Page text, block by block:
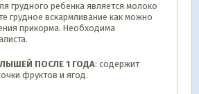
грудного ребенка является молоко
грудное вскармливание как можно
прикорма. Необходима
ПОСЛЕ 1 ГОДА: содержит
фруктов и ягод.